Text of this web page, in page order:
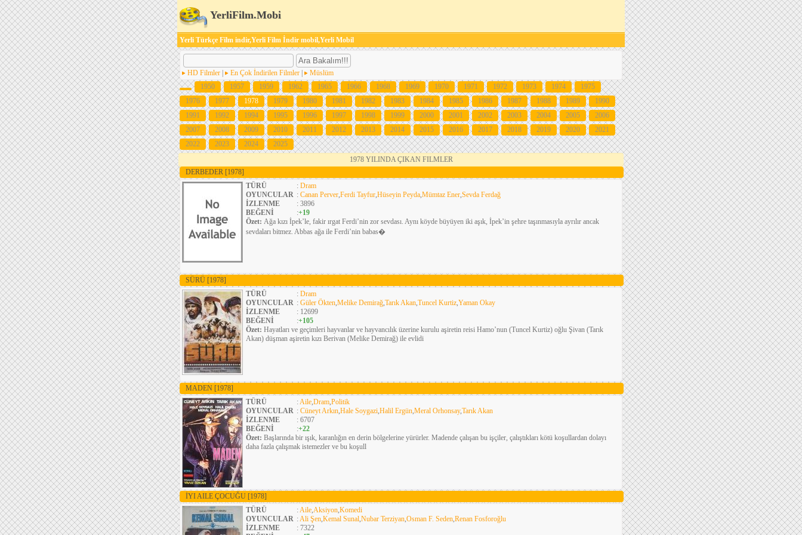
YerliFilm.Mobi
Yerli Türkçe Film indir,Yerli Film İndir mobil,Yerli Mobil
HD Filmler En Çok İndirilen Filmler
Müslüm
1950
1957 1959 1962 1965 1966 1968 1969 1970 1971 1972 1973 1974
1975
1976
1977 1978 1979 1980 1981 1982 1983 1984 1985 1986 1987 1988 1989
1990
1991
1992 1994 1995 1996 1997 1998 1999 2000 2001 2002 2003 2004 2005
2006
2007
2008 2009 2010 2011 2012 2013 2014 2015 2016 2017 2018 2019 2020
2021
2022
2023 2024
2025
1978 YILINDA ÇIKAN FILMLER
DERBEDER [1978]
TÜRÜ
: Dram
OYUNCULAR : Canan Perver,Ferdi Tayfur,Hüseyin Peyda,Mümtaz Ener,Sevda Ferdağ
İZLENME
: 3896
BEĞENİ
:+19
Özet: Ağa kızı İpek’le, fakir ırgat Ferdi’nin zor sevdası. Aynı köyde büyüyen iki aşık, İpek’in şehre taşınmasıyla ayrılır ancak
sevdaları bitmez. Abbas ağa ile Ferdi’nin babas�
SÜRÜ [1978]
TÜRÜ
: Dram
OYUNCULAR : Güler Ökten,Melike Demirağ,Tarık Akan,Tuncel Kurtiz,Yaman Okay
İZLENME
: 12699
BEĞENİ
:+105
Özet: Hayatları ve geçimleri hayvanlar ve hayvancılık üzerine kurulu aşiretin reisi Hamo’nun (Tuncel Kurtiz) oğlu Şivan (Tarık
Akan) düşman aşiretin kızı Berivan (Melike Demirağ) ile evlidi
MADEN [1978]
TÜRÜ
:Aile,Dram,Politik
OYUNCULAR : Cüneyt Arkın,Hale Soygazi,Halil Ergün,Meral Orhonsay,Tarık Akan
İZLENME
: 6707
BEĞENİ
:+22
Özet: Başlarında bir ışık, karanlığın en derin bölgelerine yürürler. Madende çalışan bu işçiler, çalıştıkları kötü koşullardan dolayı
daha fazla çalışmak istemezler ve bu koşull
İYI AILE ÇOCUĞU [1978]
TÜRÜ
:Aile,Aksiyon,Komedi
OYUNCULAR :Ali Şen,Kemal Sunal,Nubar Terziyan,Osman F. Seden,Renan Fosforoğlu
İZLENME
: 7322